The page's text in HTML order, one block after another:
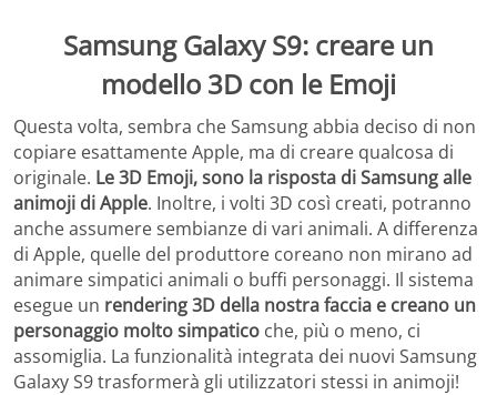
Samsung Galaxy S9: creare un
modello 3D con le Emoji
Questa volta, sembra che Samsung abbia deciso di non
copiare esattamente Apple, ma di creare qualcosa di
originale. Le 3D Emoji, sono la risposta di Samsung alle
animoji di Apple. Inoltre, i volti 3D così creati, potranno
anche assumere sembianze di vari animali. A differenza
di Apple, quelle del produttore coreano non mirano ad
animare simpatici animali o buffi personaggi. Il sistema
esegue un rendering 3D della nostra faccia e creano un
personaggio molto simpatico che, più o meno, ci
assomiglia. La funzionalità integrata dei nuovi Samsung
Galaxy S9 trasformerà gli utilizzatori stessi in animoji!